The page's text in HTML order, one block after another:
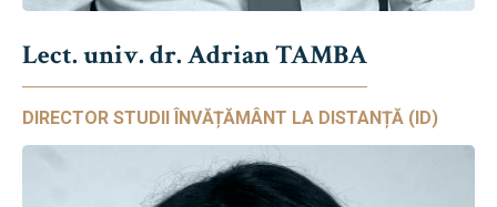
Lect. univ. dr. Adrian TAMBA
DIRECTOR STUDII ÎNVĂȚĂMÂNT LA DISTANȚĂ (ID)